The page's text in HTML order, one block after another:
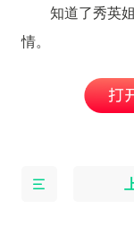
知道了秀英
情。